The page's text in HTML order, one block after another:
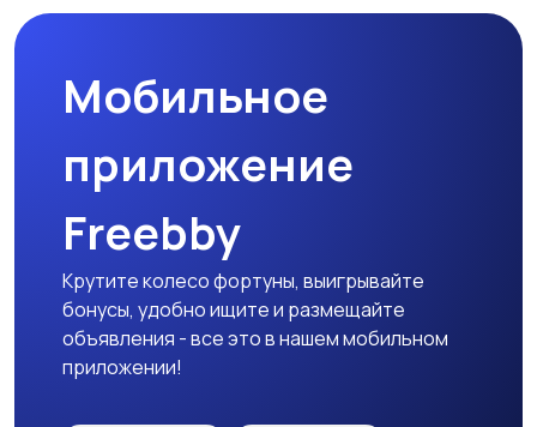
Мобильное
приложение
Freebby
Крутите колесо фортуны, выигрывайте
бонусы, удобно ищите и размещайте
объявления - все это в нашем мобильном
приложении!